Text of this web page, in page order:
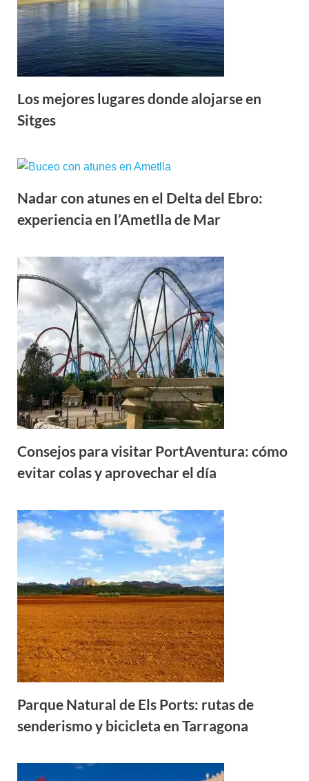
Los mejores lugares donde alojarse en
Sitges
Nadar con atunes en el Delta del Ebro:
experiencia en l’Ametlla de Mar
Consejos para visitar PortAventura: cómo
evitar colas y aprovechar el día
Parque Natural de Els Ports: rutas de
senderismo y bicicleta en Tarragona